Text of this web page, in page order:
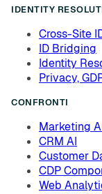
IDENTITY
Cross-Site
ID Bridging
Identity
Privacy,
CONFRONTI
Marketing
CRM AI
Customer
CDP
Web